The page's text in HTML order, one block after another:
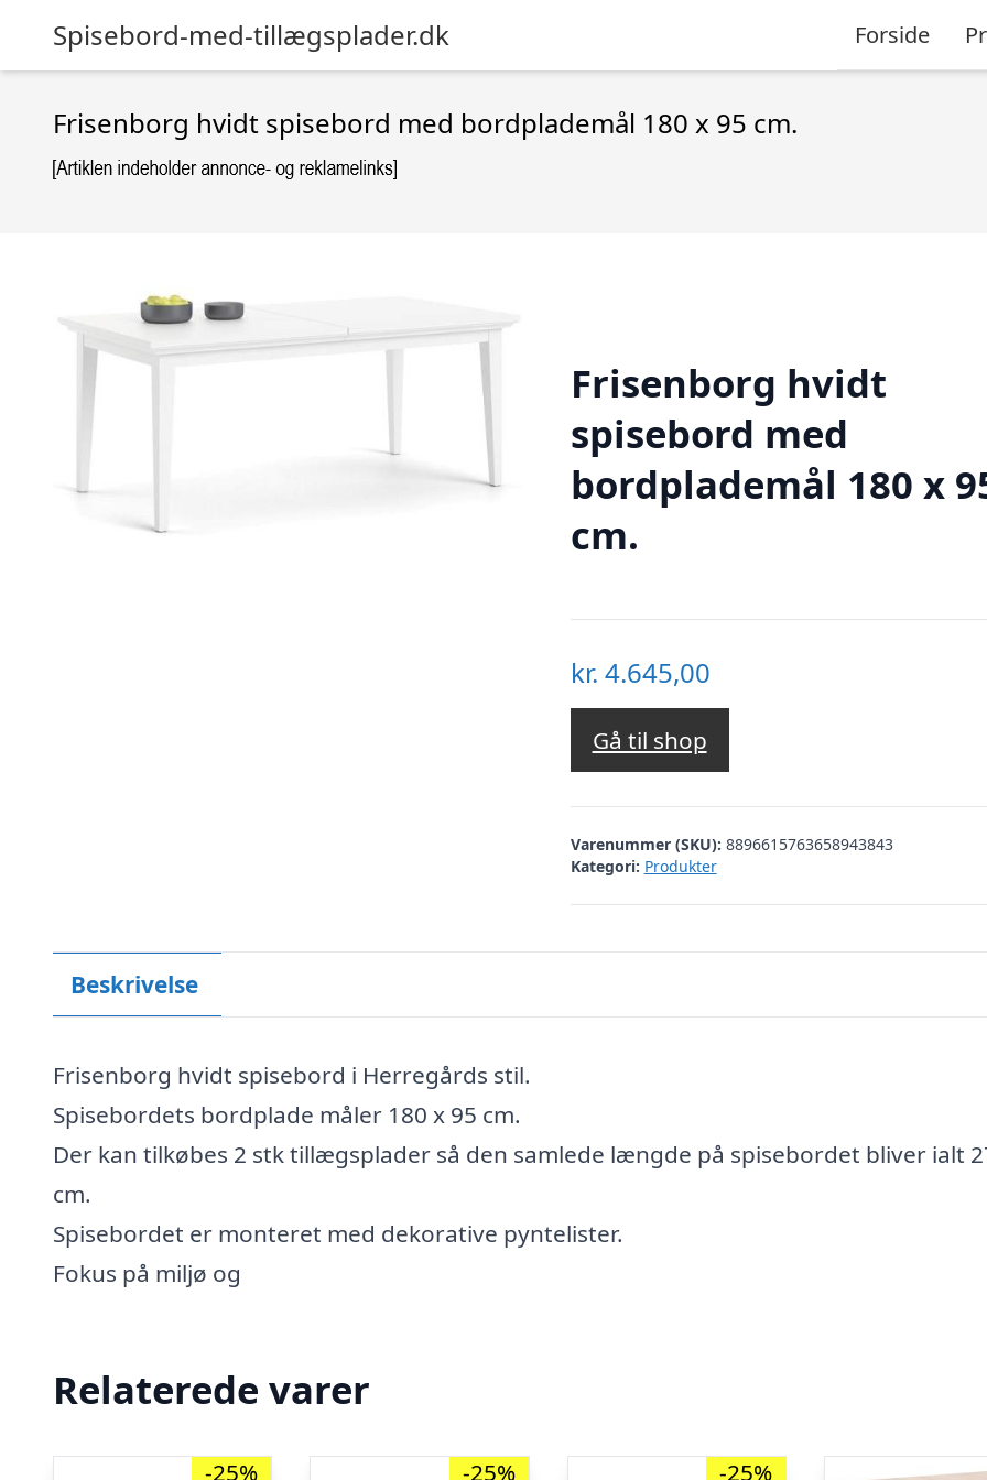
Spisebord-med-tillægsplader.dk Forside
Frisenborg hvidt spisebord med bordplademål 180 x 95 cm.
Frisenborg hvidt
spisebord med
bordplademål 180 x
cm.
kr. 4.645,00
Gå til shop
Varenummer (SKU): 8896615763658943843
Kategori: Produkter
Beskrivelse
Frisenborg hvidt spisebord i Herregårds stil.
Spisebordets bordplade måler 180 x 95 cm.
Der kan tilkøbes 2 stk tillægsplader så den samlede længde på spisebordet bliver ialt
cm.
Spisebordet er monteret med dekorative pyntelister.
Fokus på miljø og
Relaterede varer
-25% -25% -25%